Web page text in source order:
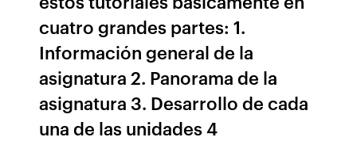
cuatro grandes partes: 1.
Información general de la
asignatura 2. Panorama de la
asignatura 3. Desarrollo de cada
una de las unidades 4